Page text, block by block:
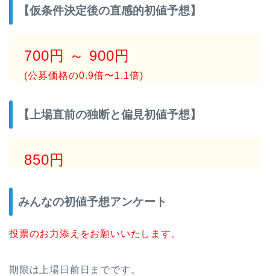
【仮条件決定後の直感的初値予想】
700円 ～ 900円
(公募価格の0.9倍〜1.1倍)
【上場直前の独断と偏見初値予想】
850円
みんなの初値予想アンケート
投票のお力添えをお願いいたします。
期限は上場日前日までです。